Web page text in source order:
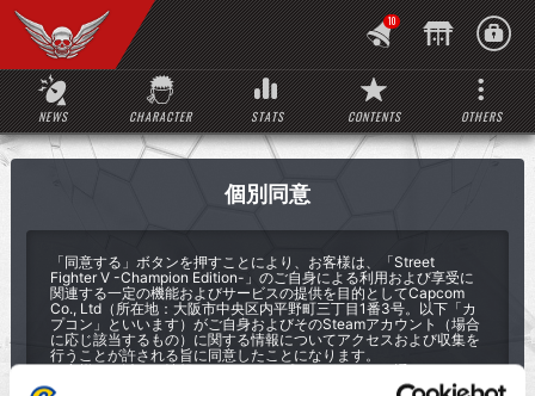
NEWS CHARACTER STATS CONTENTS OTHERS
10
個別同意
「同意する」ボタンを押すことにより、お客様は、「Street
Fighter V -Champion Edition-」のご自身による利用および享受に
関連する一定の機能およびサービスの提供を目的としてCapcom
Co., Ltd（所在地：大阪市中央区内平野町三丁目1番3号。以下「カ
プコン」といいます）がご自身およびそのSteamアカウント（場合
に応じ該当するもの）に関する情報についてアクセスおよび収集を
行うことが許される旨に同意したことになります。
お客様は、以下の情報について、カプコンがSteamを通じてアクセ
スおよび取得を行うことがある旨に、同意します。